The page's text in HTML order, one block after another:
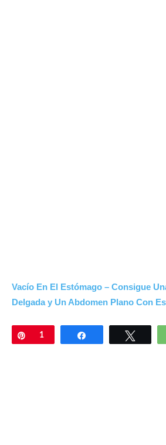
Vacío En El Estómago – Consigue
Delgada y Un Abdomen Plano Con
Pin
1 Compartir